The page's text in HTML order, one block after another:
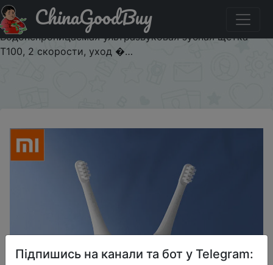
Придбати по знижці Электрическая зубная щетка MIJIA
MES603 с зарядкой от usb, перезаряжаемая
Водонепроницаемая ультразвуковая зубная щетка
T100, 2 скорости, уход �…
ChinaGoodBuy
Підпишись на канали та бот у Telegram: